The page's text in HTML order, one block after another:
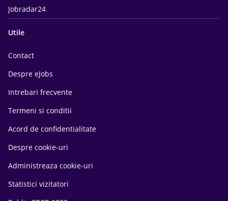
Jobradar24
Utile
Contact
Despre eJobs
Intrebari frecvente
Termeni si conditii
Acord de confidentialitate
Despre cookie-uri
Administreaza cookie-uri
Statistici vizitatori